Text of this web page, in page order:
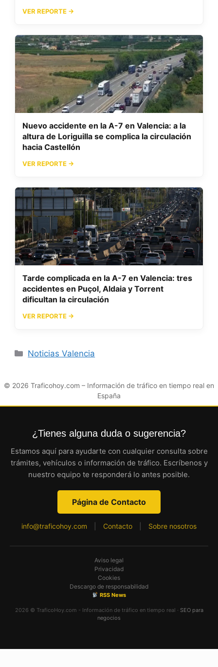
VER REPORTE →
Nuevo accidente en la A-7 en Valencia: a la
altura de Loriguilla se complica la circulación
hacia Castellón
VER REPORTE →
Tarde complicada en la A-7 en Valencia: tres
accidentes en Puçol, Aldaia y Torrent
dificultan la circulación
VER REPORTE →
Categorías
Noticias Valencia
© 2026 Traficohoy.com – Información de tráfico en tiempo real en
España
¿Tienes alguna duda o sugerencia?
Estamos aquí para ayudarte con cualquier consulta sobre
trámites, vehículos o información de tráfico. Escríbenos y
nuestro equipo te responderá lo antes posible.
Página de Contacto
info@traficohoy.com Contacto Sobre nosotros
Aviso legal
Privacidad
Cookies
Descargo de responsabilidad
RSS News
2026 © TraficoHoy.com - Información de tráfico en tiempo real · SEO para
negocios